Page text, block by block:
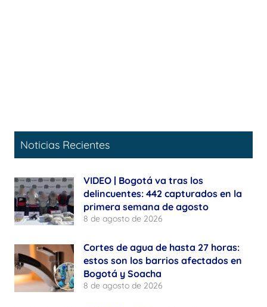
Noticias Recientes
VIDEO | Bogotá va tras los
delincuentes: 442 capturados en la
primera semana de agosto
8 de agosto de 2026
Cortes de agua de hasta 27 horas:
estos son los barrios afectados en
Bogotá y Soacha
8 de agosto de 2026